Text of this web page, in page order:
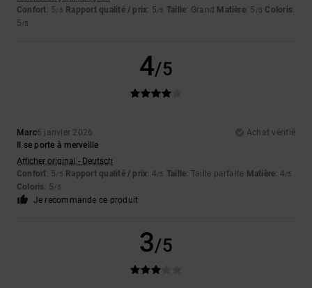
Confort: 5/5 Rapport qualité / prix: 5/5 Taille: Grand Matière: 5 /5 Coloris:
5/5
4/5
Marc6 janvier 2026
Achat vérifié
Il se porte à merveille
Afficher original - Deutsch
Confort: 5/5 Rapport qualité / prix: 4/5 Taille: Taille parfaite Matière: 4/5
Coloris: 5/5
Je recommande ce produit
3/5